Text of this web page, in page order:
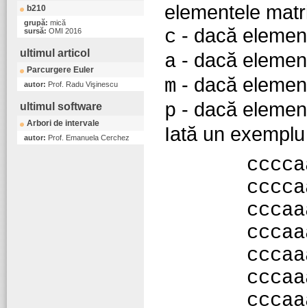
b210
grupă: mică
sursă: OMI 2016
ultimul articol
Parcurgere Euler
autor: Prof. Radu Vişinescu
ultimul software
Arbori de intervale
autor: Prof. Emanuela Cerchez
elementele
c - dacă
a - dacă
m - dacă
p - dacă
Iată un